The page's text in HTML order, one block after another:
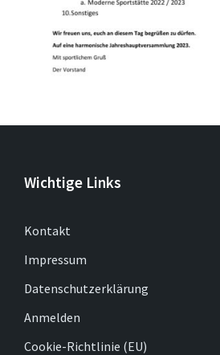
Wichtige Links
Kontakt
Impressum
Datenschutzerklärung
Anmelden
Cookie-Richtlinie (EU)